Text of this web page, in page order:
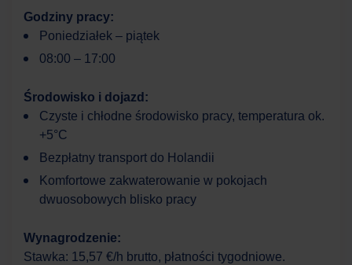
Godziny pracy:
Poniedziałek – piątek
08:00 – 17:00
Środowisko i dojazd:
Czyste i chłodne środowisko pracy, temperatura ok.
+5°C
Bezpłatny transport do Holandii
Komfortowe zakwaterowanie w pokojach
dwuosobowych blisko pracy
Wynagrodzenie:
Stawka: 15,57 €/h brutto, płatności tygodniowe.